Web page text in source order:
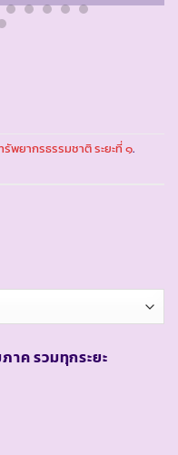
พยากรธรรมชาติ ระยะที่ ๑.
าค รวมทุกระยะ